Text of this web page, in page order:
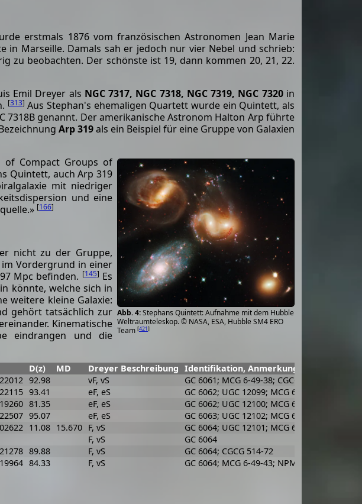
erstmals 1876 vom französischen Astronomen Jean Marie
in Marseille. Damals sah er jedoch nur vier Nebel und schrieb:
zu beobachten. Der schönste ist 19, dann kommen 20, 21, 22.
Emil Dreyer als NGC 7317, NGC 7318, NGC 7319, NGC 7320in
[313] Aus Stephan's ehemaligen Quartett wurde ein Quintett, als
7318B genannt. Der amerikanische Astronom Halton Arp führte
Arp 319als ein Beispiel für eine Gruppe von Galaxien
Stephans Quintett: Aufnahme mit dem Hubble
Weltraumteleskop. © NASA, ESA, Hubble SM4 ERO
Team [421]
of Compact Groups of
Quintett, auch Arp 319
mit niedriger
und eine
[166]
nicht zu der Gruppe,
Vordergrund in einer
Mpc befinden. [145] Es
könnte, welche sich in
weitere kleine Galaxie:
gehört tatsächlich zur
Kinematische
eindrangen und die
D(z) MD Dreyer Beschreibung Identifikation, Anmerkungen
92.98 vF, vS
GC 6061; MCG 6-49-38; CGCG 514-60; VV
93.41 eF, eS
GC 6062; UGC 12099; MCG 6-49-39; CGCG
81.35 eF, eS
GC 6062; UGC 12100; MCG 6-49-40; CGCG
95.07 eF, eS
GC 6063; UGC 12102; MCG 6-49-41; CGCG
11.08 15.670 F, vS
GC 6064; UGC 12101; MCG 6-49-42; CGCG
F, vS
GC 6064
89.88 F, vS
GC 6064; CGCG 514-72
84.33 F, vS GC 6064; MCG 6-49-43; NPM1G +33.0467;